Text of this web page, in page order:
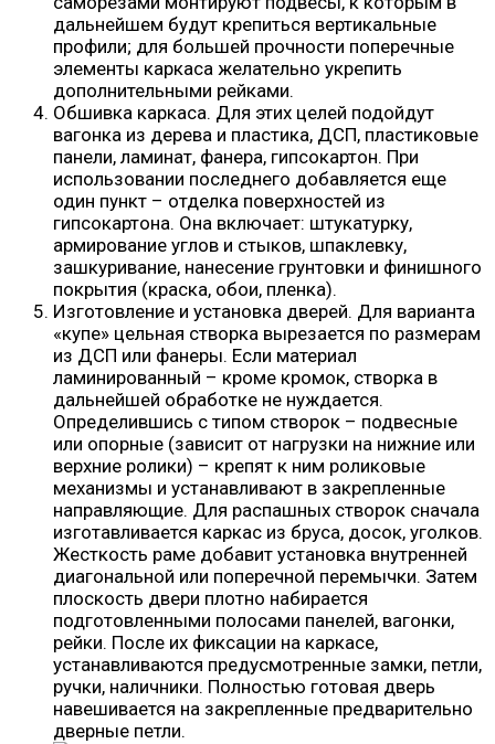
дальнейшем будут крепиться вертикальные
профили; для большей прочности поперечные
элементы каркаса желательно укрепить
дополнительными рейками.
Обшивка каркаса. Для этих целей подойдут
вагонка из дерева и пластика, ДСП, пластиковые
панели, ламинат, фанера, гипсокартон. При
использовании последнего добавляется еще
один пункт – отделка поверхностей из
гипсокартона. Она включает: штукатурку,
армирование углов и стыков, шпаклевку,
зашкуривание, нанесение грунтовки и финишного
покрытия (краска, обои, пленка).
Изготовление и установка дверей. Для варианта
«купе» цельная створка вырезается по размерам
из ДСП или фанеры. Если материал
ламинированный – кроме кромок, створка в
дальнейшей обработке не нуждается.
Определившись с типом створок – подвесные
или опорные (зависит от нагрузки на нижние или
верхние ролики) – крепят к ним роликовые
механизмы и устанавливают в закрепленные
направляющие. Для распашных створок сначала
изготавливается каркас из бруса, досок, уголков.
Жесткость раме добавит установка внутренней
диагональной или поперечной перемычки. Затем
плоскость двери плотно набирается
подготовленными полосами панелей, вагонки,
рейки. После их фиксации на каркасе,
устанавливаются предусмотренные замки, петли,
ручки, наличники. Полностью готовая дверь
навешивается на закрепленные предварительно
дверные петли.